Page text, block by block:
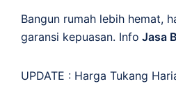
Bangun rumah lebih hemat,
garansi kepuasan. Info Jasa
UPDATE : Harga Tukang